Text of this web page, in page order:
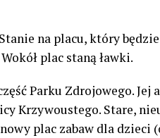
na placu, który
plac staną ławki.
Parku Zdrojowego. Jej
Krzywoustego. Stare,
plac zabaw dla dzieci